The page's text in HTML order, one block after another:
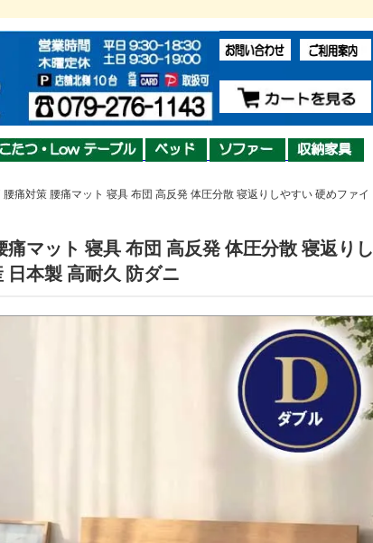
痛対策 腰痛マット 寝具 布団 高反発 体圧分散 寝返りしやすい 硬めファイ
マット 寝具 布団 高反発 体圧分散 寝返りし
日本製 高耐久 防ダニ